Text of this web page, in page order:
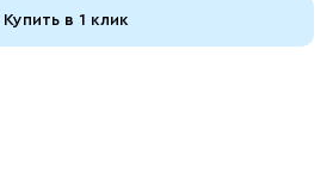
Купить в 1 клик